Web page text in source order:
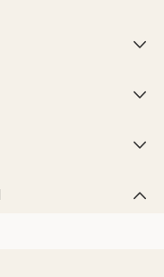



